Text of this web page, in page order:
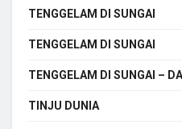
TENGGELAM DI SUNGAI
TENGGELAM DI SUNGAI
TENGGELAM DI SUNGAI –
TINJU DUNIA